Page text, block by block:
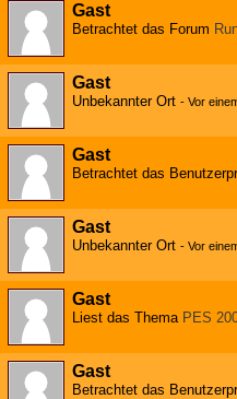
Gast
Betrachtet das Forum
Gast
Unbekannter Ort - Vor
Gast
Betrachtet das
Gast
Unbekannter Ort - Vor
Gast
Liest das Thema PES
Gast
Betrachtet das